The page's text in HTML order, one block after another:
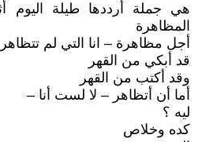
هي جملة أرددها طيلة اليوم
المظاهرة
أجل مظاهرة – انا التي لم
قد أبكي من القهر
وقد أكتب من القهر
أما أن أتظاهر – لا لست أنا –
ليه ؟
كده وخلاص